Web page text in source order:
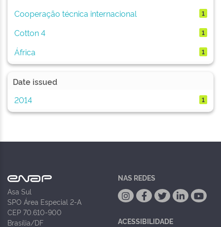
Cooperação técnica internacional 1
Cotton 4 1
África 1
Date issued
2014
1
Asa Sul
SPO Área Especial 2-A
CEP 70.610-900
Brasília/DF
NAS REDES
ACESSIBILIDADE